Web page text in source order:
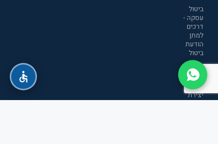
ביטול
עסקה -
דרכים
למתן
הודעת
ביטול
מדיניות
הפרטיות
יצירת